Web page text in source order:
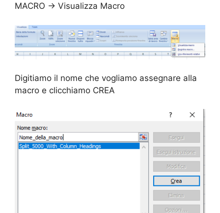
MACRO -> Visualizza Macro
Digitiamo il nome che vogliamo assegnare alla
macro e clicchiamo CREA